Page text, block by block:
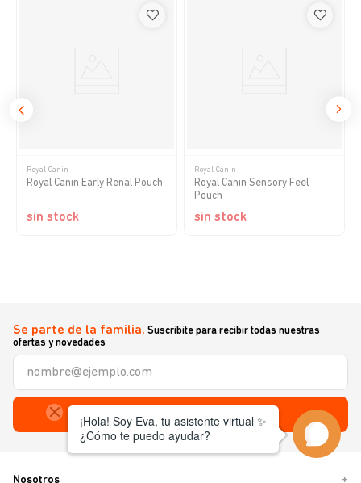
Royal Canin
Royal Canin Early Renal Pouch
sin stock
Royal Canin
Royal Canin Sensory Feel
Pouch
sin stock
Se parte de la familia. Suscribite para recibir todas nuestras
ofertas y novedades
Nosotros +